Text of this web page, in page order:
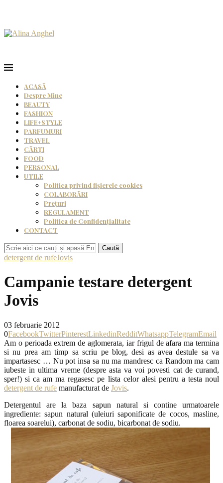
ACASĂ
Despre Mine
BEAUTY
FASHION
LIFE+STYLE
PARFUMURI
TRAVEL
CĂRȚI
FOOD
PERSONAL
UTILE
Politica privind fișierele cookies
COLABORĂRI
Prețuri
REGULAMENT
Politica de Confidențialitate
CONTACT
Caută
detergent de rufeJovis
Campanie testare detergent
Jovis
03 februarie 2012
0FacebookTwitterPinterestLinkedinRedditWhatsappTelegramEmail
Am o perioada extrem de aglomerata, iar frigul de afara ma termina
si nu prea am timp sa scriu pe blog, desi as avea destule sa va
impartasesc … Nu pot insa sa nu ma mandresc ca Random ma cam
iubeste in ultima vreme (despre asta va voi povesti cat de curand,
sper!) si ca am ma regasesc pe lista celor alesi pentru a testa noul
detergent de rufe manufacturat de Jovis.
Detergentul are la baza sapun natural si contine urmatoarele
ingrediente: sapun natural (uleiuri saponificate de cocos, masline,
floarea soarelui), carbonat de sodiu, bicarbonat de sodiu.